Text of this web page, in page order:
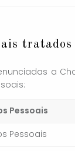
a
Pessoais
Pessoais